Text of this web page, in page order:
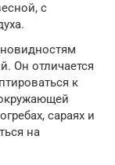
с
Он отличается
к
сараях и
на